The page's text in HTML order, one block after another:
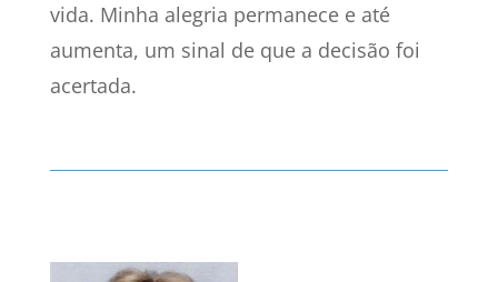
vida. Minha alegria permanece e até
aumenta, um sinal de que a decisão foi
acertada.